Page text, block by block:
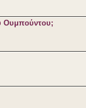
Ουμπούντου;